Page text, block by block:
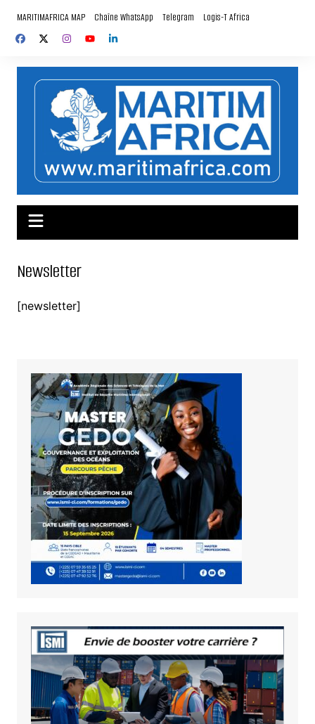
contenu
MARITIMAFRICA MAP Chaîne WhatsApp Telegram Logis-T Africa
Newsletter
[newsletter]